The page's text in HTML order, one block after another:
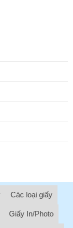
Các loại giấy
Giấy In/Photo